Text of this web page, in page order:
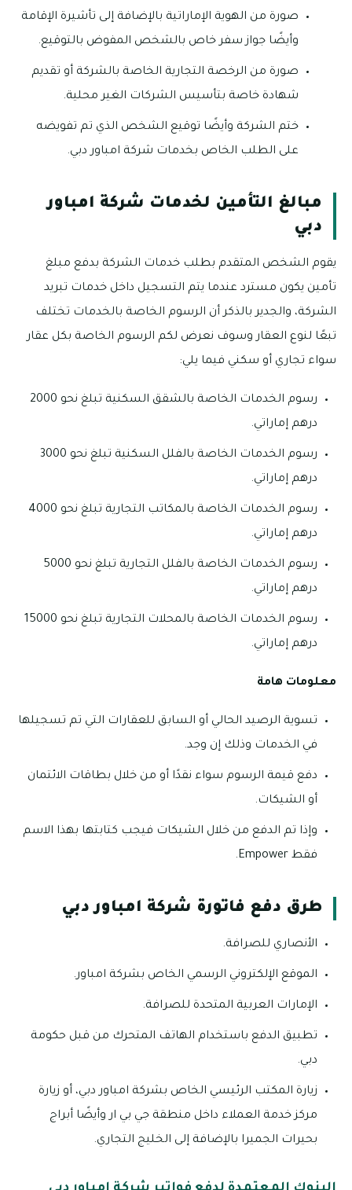
صورة من الهوية الإماراتية بالإضافة إلى تأشيرة الإقامة
وأيضًا جواز سفر خاص بالشخص المفوض بالتوقيع.
صورة من الرخصة التجارية الخاصة بالشركة أو تقديم
شهادة خاصة بتأسيس الشركات الغير محلية.
ختم الشركة وأيضًا توقيع الشخص الذي تم تفويضه
على الطلب الخاص بخدمات شركة امباور دبي.
مبالغ التأمين لخدمات شركة امباور
دبي
يقوم الشخص المتقدم بطلب خدمات الشركة بدفع مبلغ
تأمين يكون مسترد عندما يتم التسجيل داخل خدمات تبريد
الشركة، والجدير بالذكر أن الرسوم الخاصة بالخدمات تختلف
تبعًا لنوع العقار وسوف نعرض لكم الرسوم الخاصة بكل عقار
سواء تجاري أو سكني فيما يلي:
رسوم الخدمات الخاصة بالشقق السكنية تبلغ نحو 2000
درهم إماراتي.
رسوم الخدمات الخاصة بالفلل السكنية تبلغ نحو 3000
درهم إماراتي.
رسوم الخدمات الخاصة بالمكاتب التجارية تبلغ نحو 4000
درهم إماراتي.
رسوم الخدمات الخاصة بالفلل التجارية تبلغ نحو 5000
درهم إماراتي.
رسوم الخدمات الخاصة بالمحلات التجارية تبلغ نحو 15000
درهم إماراتي.
معلومات هامة
تسوية الرصيد الحالي أو السابق للعقارات التي تم تسجيلها
في الخدمات وذلك إن وجد.
دفع قيمة الرسوم سواء نقدًا أو من خلال بطاقات الائتمان
أو الشيكات.
وإذا تم الدفع من خلال الشيكات فيجب كتابتها بهذا الاسم
فقط Empower.
طرق دفع فاتورة شركة امباور دبي
الأنصاري للصرافة.
الموقع الإلكتروني الرسمي الخاص بشركة امباور.
الإمارات العربية المتحدة للصرافة.
تطبيق الدفع باستخدام الهاتف المتحرك من قبل حكومة
دبي.
زيارة المكتب الرئيسي الخاص بشركة امباور دبي، أو زيارة
مركز خدمة العملاء داخل منطقة جي بي ار وأيضًا أبراج
بحيرات الجميرا بالإضافة إلى الخليج التجاري.